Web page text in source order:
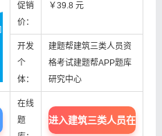
促销
价：
￥39.8 元
开发
个
体：
建题帮建筑三类人员资
格考试建题帮APP题库
研究中心
在线
题
进入建筑三类人员在